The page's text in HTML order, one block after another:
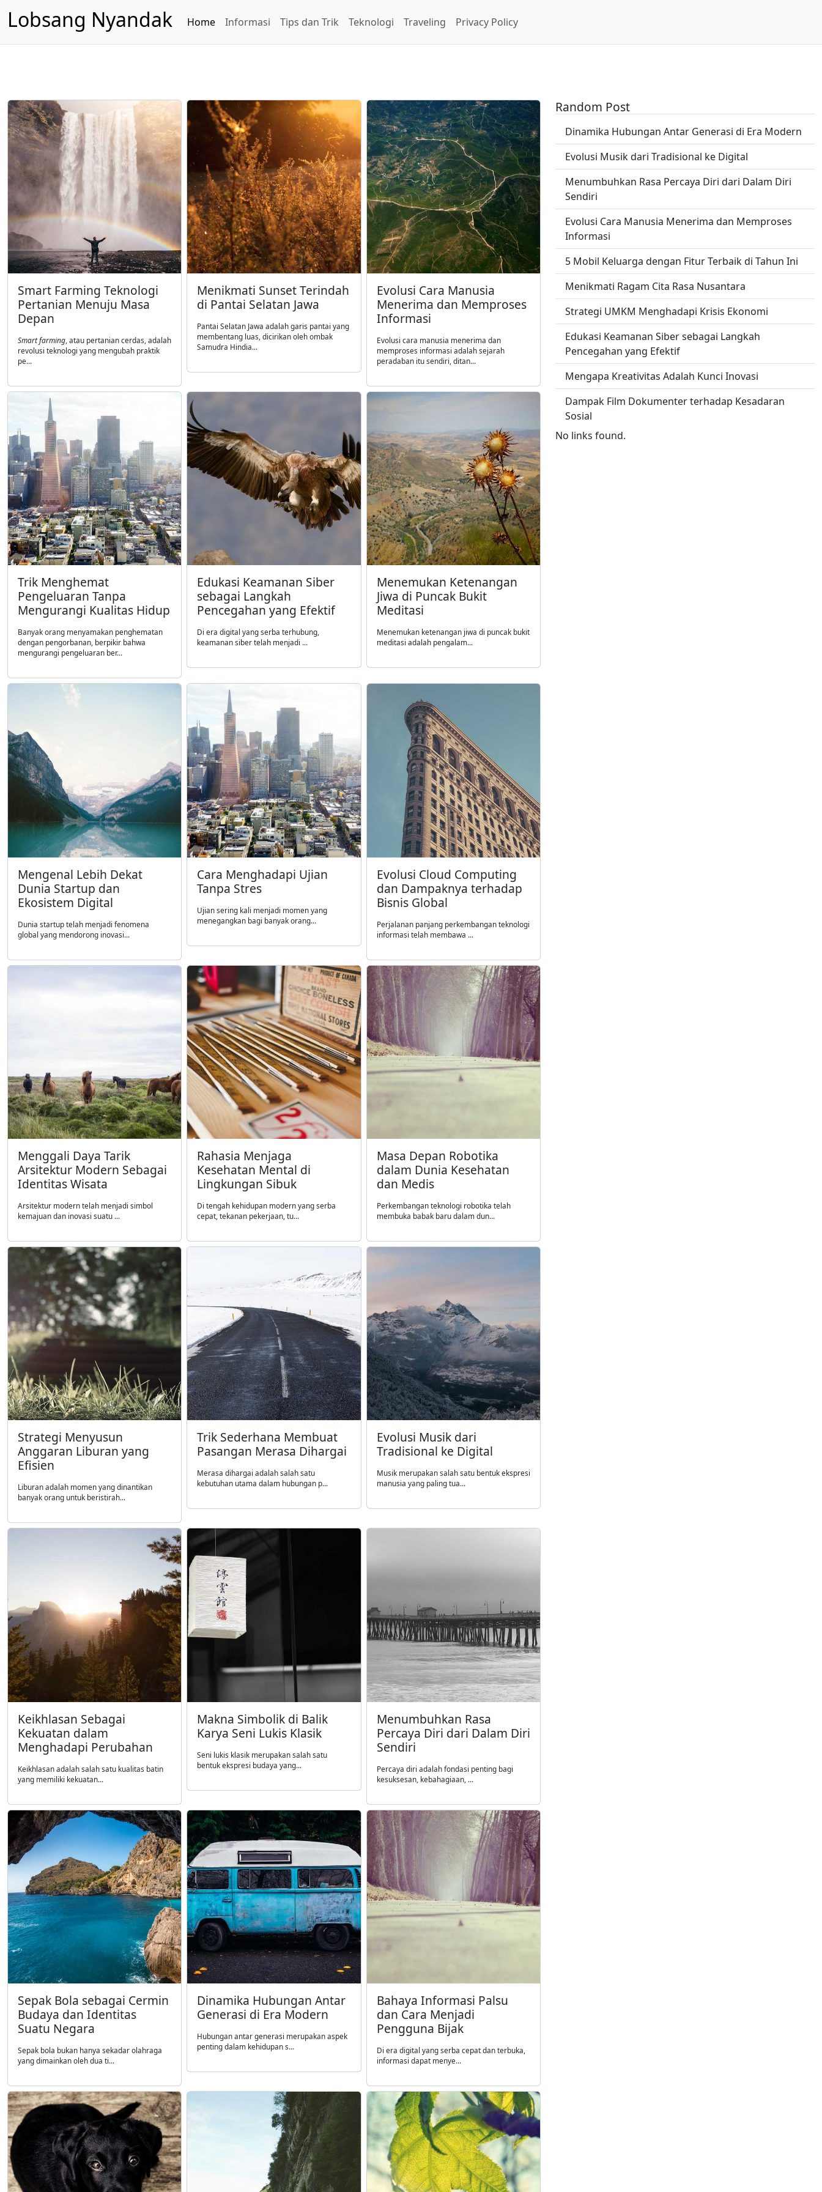
Lobsang Nyandak Home Informasi Tips dan Trik Teknologi Traveling Privacy Policy
Smart Farming Teknologi
Pertanian Menuju Masa
Depan
Smart farming , atau pertanian cerdas, adalah
revolusi teknologi yang mengubah praktik
pe...
Menikmati Sunset Terindah
di Pantai Selatan Jawa
Pantai Selatan Jawa adalah garis pantai yang
membentang luas, dicirikan oleh ombak
Samudra Hindia...
Evolusi Cara Manusia
Menerima dan Memproses
Informasi
Evolusi cara manusia menerima dan
memproses informasi adalah sejarah
peradaban itu sendiri, ditan...
Trik Menghemat
Pengeluaran Tanpa
Mengurangi Kualitas Hidup
Banyak orang menyamakan penghematan
dengan pengorbanan, berpikir bahwa
mengurangi pengeluaran ber...
Edukasi Keamanan Siber
sebagai Langkah
Pencegahan yang Efektif
Di era digital yang serba terhubung,
keamanan siber telah menjadi ...
Menemukan Ketenangan
Jiwa di Puncak Bukit
Meditasi
Menemukan ketenangan jiwa di puncak bukit
meditasi adalah pengalam...
Mengenal Lebih Dekat
Dunia Startup dan
Ekosistem Digital
Dunia startup telah menjadi fenomena
global yang mendorong inovasi...
Cara Menghadapi Ujian
Tanpa Stres
Ujian sering kali menjadi momen yang
menegangkan bagi banyak orang...
Evolusi Cloud Computing
dan Dampaknya terhadap
Bisnis Global
Perjalanan panjang perkembangan teknologi
informasi telah membawa ...
Menggali Daya Tarik
Arsitektur Modern Sebagai
Identitas Wisata
Arsitektur modern telah menjadi simbol
kemajuan dan inovasi suatu ...
Rahasia Menjaga
Kesehatan Mental di
Lingkungan Sibuk
Di tengah kehidupan modern yang serba
cepat, tekanan pekerjaan, tu...
Masa Depan Robotika
dalam Dunia Kesehatan
dan Medis
Perkembangan teknologi robotika telah
membuka babak baru dalam dun...
Strategi Menyusun
Anggaran Liburan yang
Efisien
Liburan adalah momen yang dinantikan
banyak orang untuk beristirah...
Trik Sederhana Membuat
Pasangan Merasa Dihargai
Merasa dihargai adalah salah satu
kebutuhan utama dalam hubungan p...
Evolusi Musik dari
Tradisional ke Digital
Musik merupakan salah satu bentuk ekspresi
manusia yang paling tua...
Keikhlasan Sebagai
Kekuatan dalam
Menghadapi Perubahan
Keikhlasan adalah salah satu kualitas batin
yang memiliki kekuatan...
Makna Simbolik di Balik
Karya Seni Lukis Klasik
Seni lukis klasik merupakan salah satu
bentuk ekspresi budaya yang...
Menumbuhkan Rasa
Percaya Diri dari Dalam Diri
Sendiri
Percaya diri adalah fondasi penting bagi
kesuksesan, kebahagiaan, ...
Sepak Bola sebagai Cermin
Budaya dan Identitas
Suatu Negara
Sepak bola bukan hanya sekadar olahraga
yang dimainkan oleh dua ti...
Dinamika Hubungan Antar
Generasi di Era Modern
Hubungan antar generasi merupakan aspek
penting dalam kehidupan s...
Bahaya Informasi Palsu
dan Cara Menjadi
Pengguna Bijak
Di era digital yang serba cepat dan terbuka,
informasi dapat menye...
Random Post
Dinamika Hubungan Antar Generasi di Era Modern
Evolusi Musik dari Tradisional ke Digital
Menumbuhkan Rasa Percaya Diri dari Dalam Diri
Sendiri
Evolusi Cara Manusia Menerima dan Memproses
Informasi
5 Mobil Keluarga dengan Fitur Terbaik di Tahun Ini
Menikmati Ragam Cita Rasa Nusantara
Strategi UMKM Menghadapi Krisis Ekonomi
Edukasi Keamanan Siber sebagai Langkah
Pencegahan yang Efektif
Mengapa Kreativitas Adalah Kunci Inovasi
Dampak Film Dokumenter terhadap Kesadaran
Sosial
No links found.